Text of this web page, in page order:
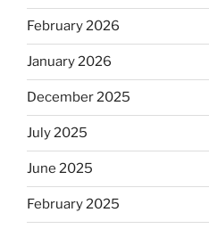
February 2026
January 2026
December 2025
July 2025
June 2025
February 2025